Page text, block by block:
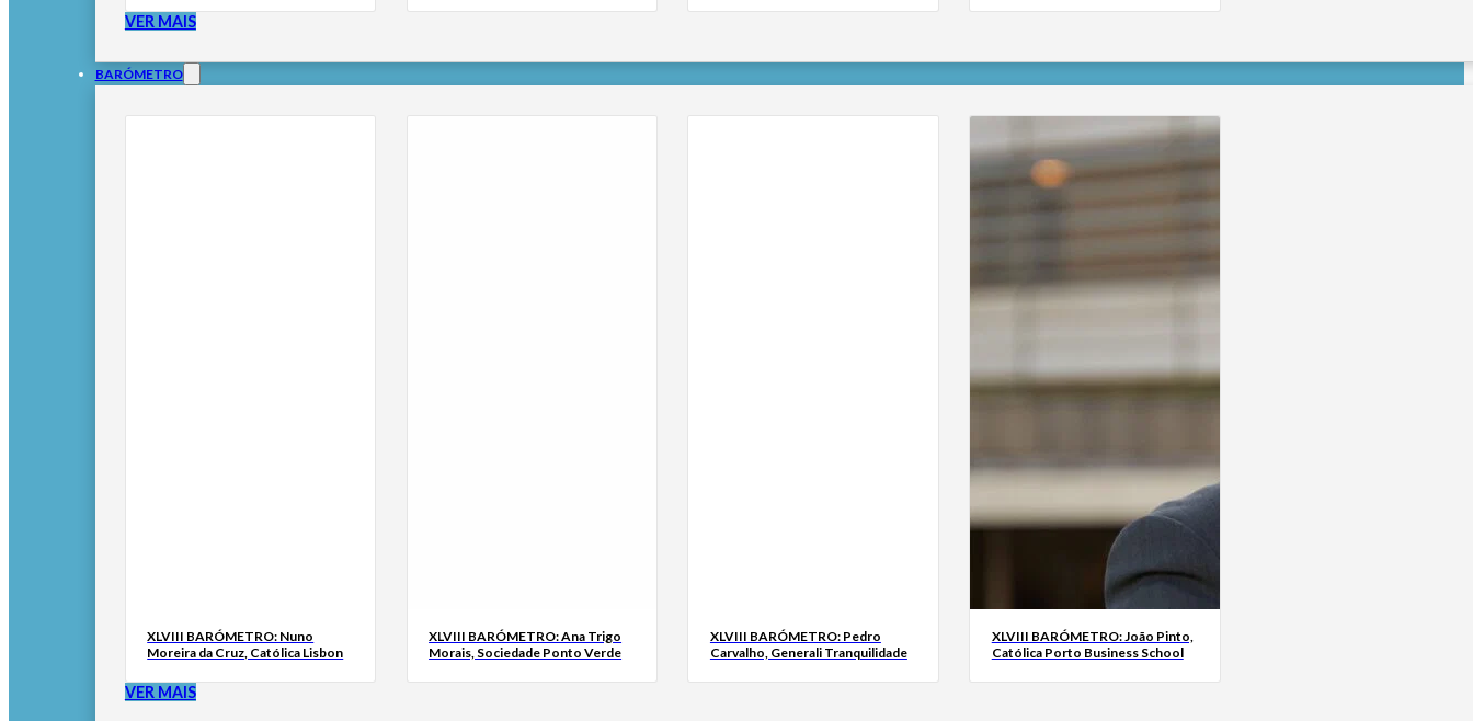
VER MAIS
BARÓMETRO
XLVIII BARÓMETRO: Nuno
Moreira da Cruz, Católica Lisbon
XLVIII BARÓMETRO: Ana Trigo
Morais, Sociedade Ponto Verde
XLVIII BARÓMETRO: Pedro
Carvalho, Generali Tranquilidade
XLVIII BARÓMETRO: João Pinto,
Católica Porto Business School
VER MAIS